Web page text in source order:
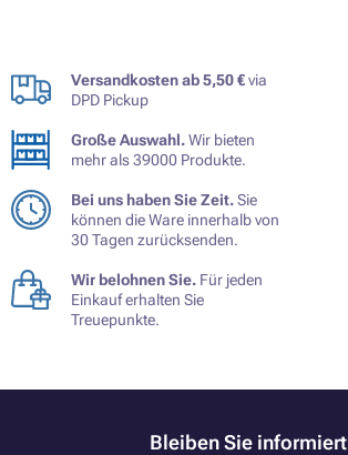
Versandkosten ab 5,50 €via
DPD Pickup
Große Auswahl.Wir bieten
mehr als 39000 Produkte.
Bei uns haben Sie Zeit.Sie
können die Ware innerhalb von
30 Tagen zurücksenden.
Wir belohnen Sie. Für jeden
Einkauf erhalten Sie
Treuepunkte.
Bleiben Sie informiert